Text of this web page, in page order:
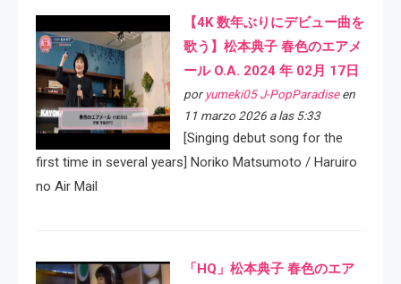
【4K 数年ぶりにデビュー曲を
歌う】松本典子 春色のエアメ
ール O.A. 2024 年 02月 17日
por yumeki05 J-PopParadiseen
11 marzo 2026 a las 5:33
[Singing debut song for the
first time in several years] Noriko Matsumoto / Haruiro
no Air Mail
「HQ」松本典子 春色のエア